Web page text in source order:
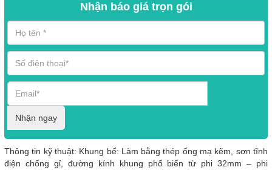
Nhận báo giá trọn gói
Nhận ngay
Thông tin kỹ thuật: Khung bể: Làm bằng thép ống mạ kẽm, sơn tĩnh
điện chống gỉ, đường kính khung phổ biến từ phi 32mm – phi